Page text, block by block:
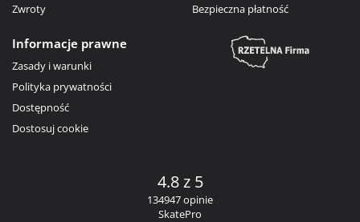
Zwroty
Bezpieczna płatność
Informacje prawne
Zasady i warunki
Polityka prywatności
Dostępność
Dostosuj cookie
4.8 z 5
134947 opinie
SkatePro